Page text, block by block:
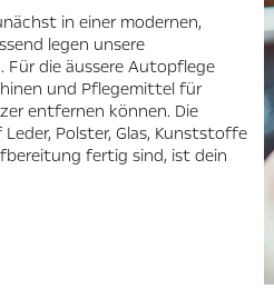
in einer modernen,
legen unsere
Für die äussere Autopflege
und Pflegemittel für
entfernen können. Die
Polster, Glas, Kunststoffe
fertig sind, ist dein